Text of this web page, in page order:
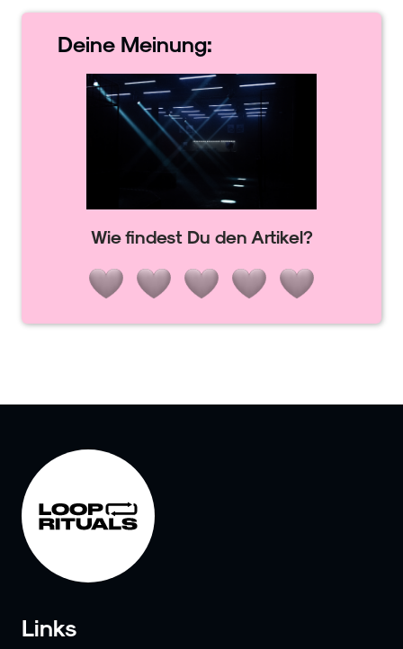
Deine Meinung:
Wie findest Du den Artikel?
Links